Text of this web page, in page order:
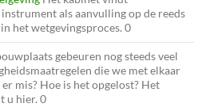
als aanvulling op de reeds
het wetgevingsproces. 0
gebeuren nog steeds veel
die we met elkaar
mis? Hoe is het opgelost? Het
u hier. 0